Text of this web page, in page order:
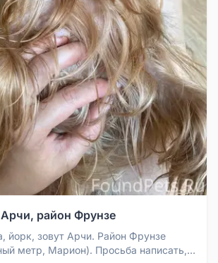
район Фрунзе
йорк, зовут Арчи. Район Фрунзе
метр, Марион). Просьба написать,